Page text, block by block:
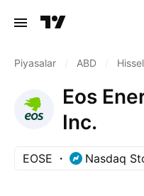
Piyasalar ABD
Eos
Inc.
EOSE Nasdaq